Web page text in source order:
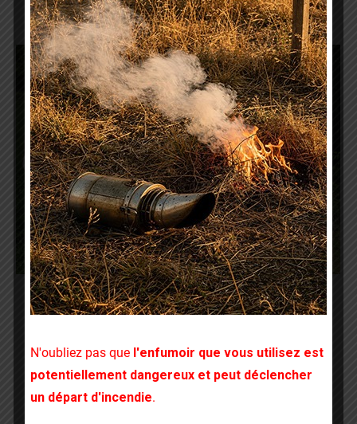
Visites des Techniciens Sanitaires
TSA - Technicien Sanitaire Apicole Par GDSA 22
12 décembre 2019
Visites des Techniciens Sanitaires Apicole dans le
N'oubliez pas que l'enfumoir que vous utilisez est
potentiellement dangereux et peut déclencher
un départ d'incendie.